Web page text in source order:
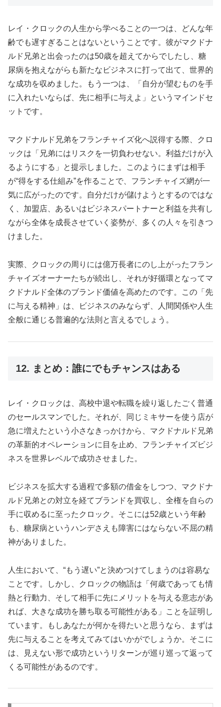
レイ・クロックの人生から学べることの一つは、どんな年
齢でも遅すぎることはないということです。彼がマクドナ
ルド兄弟と出会ったのは50歳を超えてからでしたし、糖
尿病を抱えながらも新たなビジネスに打って出て、世界的
な成功を収めました。もう一つは、「自分が望むものを手
に入れたいならば、先に相手に与えよ」というマインドセ
ットです。
マクドナルド兄弟をフランチャイズ化へ説得する際、クロ
ックは「兄弟にはリスクを一切負わせない。利益だけが入
るようにする」と提示しました。このようにまずは相手
が“得をする仕組み”を作ることで、フランチャイズ網が一
気に広がったのです。自分だけが儲けようとするのではな
く、加盟店、あるいはビジネスパートナーと利益を共有し
ながら全体を成長させていく姿勢が、多くの人々を引きつ
けました。
実際、クロックの周りには億万長者にのし上がったフラン
チャイズオーナーたちが続出し、それが好循環となってマ
クドナルド全体のブランド価値を高めたのです。この「先
に与える精神」は、ビジネスのみならず、人間関係や人生
全般に通じる普遍的な法則と言えるでしょう。
12. まとめ：誰にでもチャンスはある
レイ・クロックは、高校中退や転職を繰り返したごく普通
のセールスマンでした。それが、同じミキサーを使う店が
急に増えたという小さなきっかけから、マクドナルド兄弟
の革新的オペレーションに目を止め、フランチャイズビジ
ネスを世界レベルで成功させました。
ビジネスを拡大する過程で多額の借金をしつつ、マクドナ
ルド兄弟との対立を経てブランドを買収し、全権を自らの
手に収めるに至ったクロック。そこには52歳という年齢
も、糖尿病というハンデさえも障害にはならない不屈の精
神がありました。
人生において、“もう遅い”と決めつけてしまうのは容易な
ことです。しかし、クロックの物語は「何歳であっても情
熱と行動力、そして相手に先にメリットを与える意志があ
れば、大きな成功を勝ち取る可能性がある」ことを証明し
ています。もしあなたが何かを得たいと思うなら、まずは
先に与えることを考えてみてはいかがでしょうか。そこに
は、見えない形で成功というリターンが巡り巡って返って
くる可能性があるのです。